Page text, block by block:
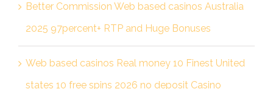
Better Commission Web based casinos Australia
2025 97percent+ RTP and Huge Bonuses
Web based casinos Real money 10 Finest United
states 10 free spins 2026 no deposit Casino